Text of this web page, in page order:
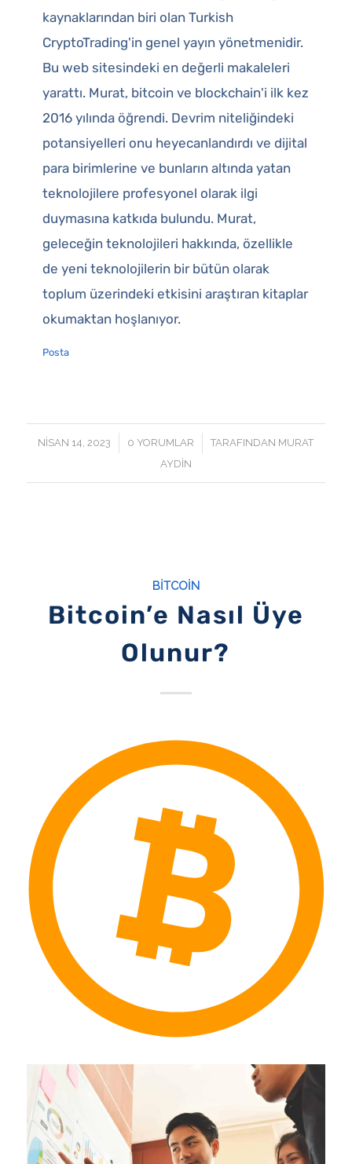
kaynaklarından biri olan Turkish
CryptoTrading'in genel yayın yönetmenidir.
Bu web sitesindeki en değerli makaleleri
yarattı. Murat, bitcoin ve blockchain'i ilk kez
2016 yılında öğrendi. Devrim niteliğindeki
potansiyelleri onu heyecanlandırdı ve dijital
para birimlerine ve bunların altında yatan
teknolojilere profesyonel olarak ilgi
duymasına katkıda bulundu. Murat,
geleceğin teknolojileri hakkında, özellikle
de yeni teknolojilerin bir bütün olarak
toplum üzerindeki etkisini araştıran kitaplar
okumaktan hoşlanıyor.
Posta
NISAN 14, 2023
/ 0 YORUMLAR
/ TARAFINDAN MURAT
AYDIN
BITCOIN
Bitcoin’e Nasıl Üye
Olunur?